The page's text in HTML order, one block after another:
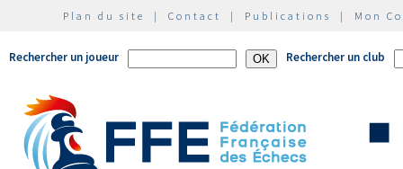
Plan du site | Contact | Publications | Mon
Rechercher un joueur Rechercher un club